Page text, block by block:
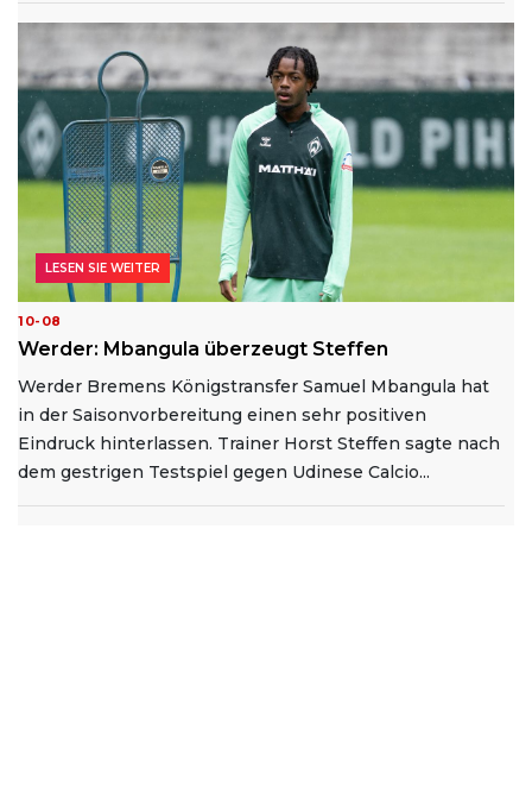
10-08
Werder: Mbangula überzeugt Steffen
Werder Bremens Königstransfer Samuel Mbangula hat
in der Saisonvorbereitung einen sehr positiven
Eindruck hinterlassen. Trainer Horst Steffen sagte nach
dem gestrigen Testspiel gegen Udinese Calcio...
LESEN SIE WEITER